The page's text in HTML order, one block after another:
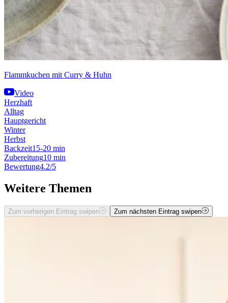
Flammkuchen mit Curry & Huhn
Video
Herzhaft
Alltag
Hauptgericht
Winter
Herbst
Backzeit15-20 min
Zubereitung10 min
Bewertung4.2/5
Weitere Themen
Zum vorherigen Eintrag swipen Zum nächsten Eintrag swipen